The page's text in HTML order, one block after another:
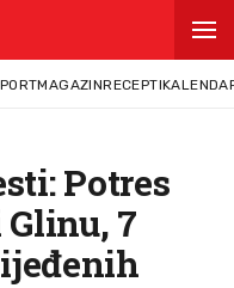
MAGAZINRECEPTI
Potres
7